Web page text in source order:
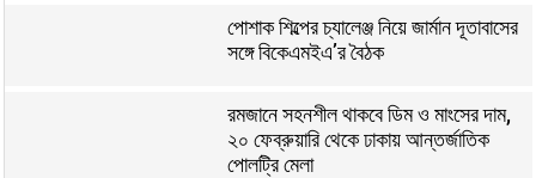
পোশাক শিল্পের চ্যালেঞ্জ নিয়ে জার্মান দূতাবাসের
সঙ্গে বিকেএমইএ’র বৈঠক
রমজানে সহনশীল থাকবে ডিম ও মাংসের দাম,
২০ ফেব্রুয়ারি থেকে ঢাকায় আন্তর্জাতিক
পোলট্রি মেলা